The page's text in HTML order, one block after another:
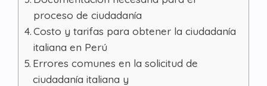
proceso de ciudadanía
Costo y tarifas para obtener la ciudadanía
italiana en Perú
Errores comunes en la solicitud de
ciudadanía italiana y